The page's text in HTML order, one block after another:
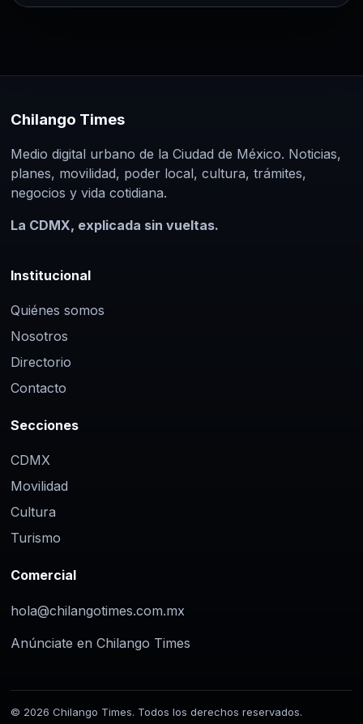
Chilango Times
Medio digital urbano de la Ciudad de México. Noticias,
planes, movilidad, poder local, cultura, trámites,
negocios y vida cotidiana.
La CDMX, explicada sin vueltas.
Institucional
Quiénes somos
Nosotros
Directorio
Contacto
Secciones
CDMX
Movilidad
Cultura
Turismo
Comercial
hola@chilangotimes.com.mx
Anúnciate en Chilango Times
© 2026 Chilango Times. Todos los derechos reservados.